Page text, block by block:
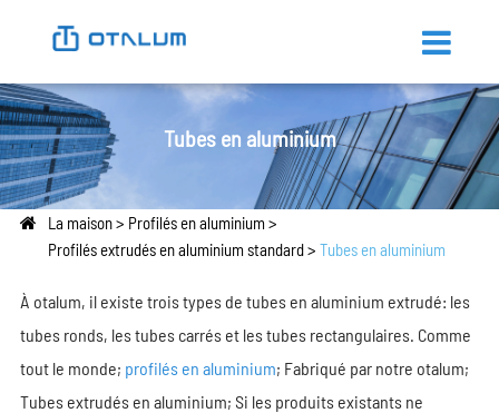
Tubes en aluminium
La maison
Profilés en aluminium
Profilés extrudés en aluminium standard
Tubes en aluminium
À otalum, il existe trois types de tubes en aluminium extrudé: les
tubes ronds, les tubes carrés et les tubes rectangulaires. Comme
tout le monde; profilés en aluminium; Fabriqué par notre otalum;
Tubes extrudés en aluminium; Si les produits existants ne